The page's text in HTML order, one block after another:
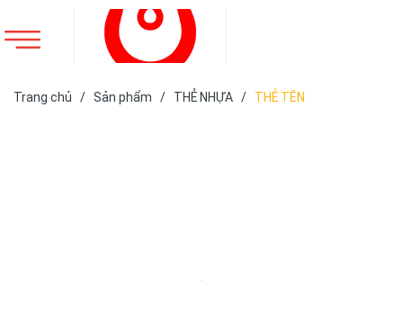
Trang chủ / Sản phẩm / THẺ NHỰA / THẺ TÊN